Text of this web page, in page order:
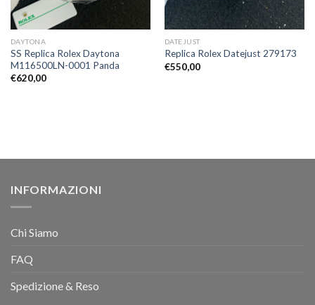
DAYTONA
SS Replica Rolex Daytona
M116500LN-0001 Panda
€620,00
DATEJUST
Replica Rolex Datejust 279173
€550,00
INFORMAZIONI
Chi Siamo
FAQ
Spedizione & Reso